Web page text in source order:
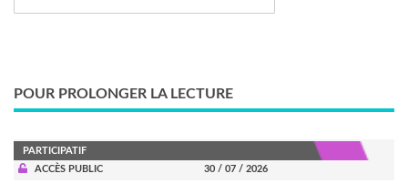
POUR PROLONGER LA LECTURE
PARTICIPATIF
ACCÈS PUBLIC
30 / 07 / 2026